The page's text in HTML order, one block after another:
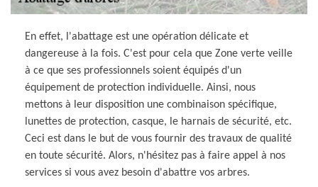
En effet, l'abattage est une opération délicate et
dangereuse à la fois. C'est pour cela que Zone verte veille
à ce que ses professionnels soient équipés d'un
équipement de protection individuelle. Ainsi, nous
mettons à leur disposition une combinaison spécifique,
lunettes de protection, casque, le harnais de sécurité, etc.
Ceci est dans le but de vous fournir des travaux de qualité
en toute sécurité. Alors, n'hésitez pas à faire appel à nos
services si vous avez besoin d'abattre vos arbres.